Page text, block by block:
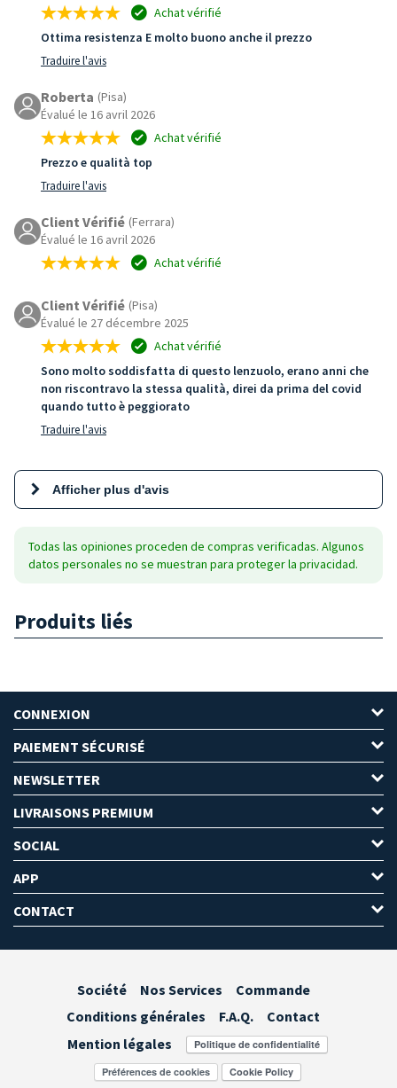
Achat vérifié
Ottima resistenza E molto buono anche il prezzo
Traduire l'avis
Roberta (Pisa)
Évalué le 16 avril 2026
Achat vérifié
Prezzo e qualità top
Traduire l'avis
Client Vérifié (Ferrara)
Évalué le 16 avril 2026
Achat vérifié
Client Vérifié (Pisa)
Évalué le 27 décembre 2025
Achat vérifié
Sono molto soddisfatta di questo lenzuolo, erano anni che
non riscontravo la stessa qualità, direi da prima del covid
quando tutto è peggiorato
Traduire l'avis
Afficher plus d'avis
Todas las opiniones proceden de compras verificadas. Algunos
datos personales no se muestran para proteger la privacidad.
Produits liés
CONNEXION
PAIEMENT SÉCURISÉ
NEWSLETTER
LIVRAISONS PREMIUM
SOCIAL
APP
CONTACT
Société Nos Services
Commande
Conditions générales
F.A.Q.
Contact
Mention légales
Préférences de cookies